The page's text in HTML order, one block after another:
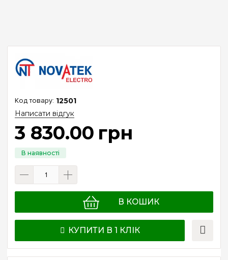
12501
Написати відгук
3 830.00 грн
В КОШИК
КУПИТИ В 1 КЛІК